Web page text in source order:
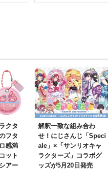
クタ
フタ
感満
ット
アー
解釈一致な組み合わ
せ！にじさんじ「Speci
ale」×「サンリオキャ
ラクターズ」コラボグ
ッズが5月20日発売